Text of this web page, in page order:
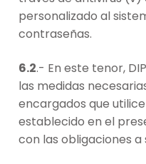
personalizado al
contraseñas.
6.2.- En este tenor,
las medidas
encargados que
establecido en el
con las obligaciones a